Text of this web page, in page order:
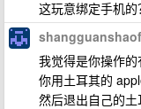
这玩意绑定手机的
我觉得是你操作
你用土耳其的
然后退出自己的